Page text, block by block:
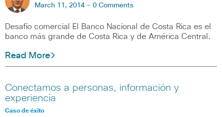
March 11, 2014 - 0 Comments
Desafío comercial El Banco Nacional de Costa Rica es el
banco más grande de Costa Rica y de América Central.
Read More
Conectamos a personas, información y
experiencia
Caso de éxito